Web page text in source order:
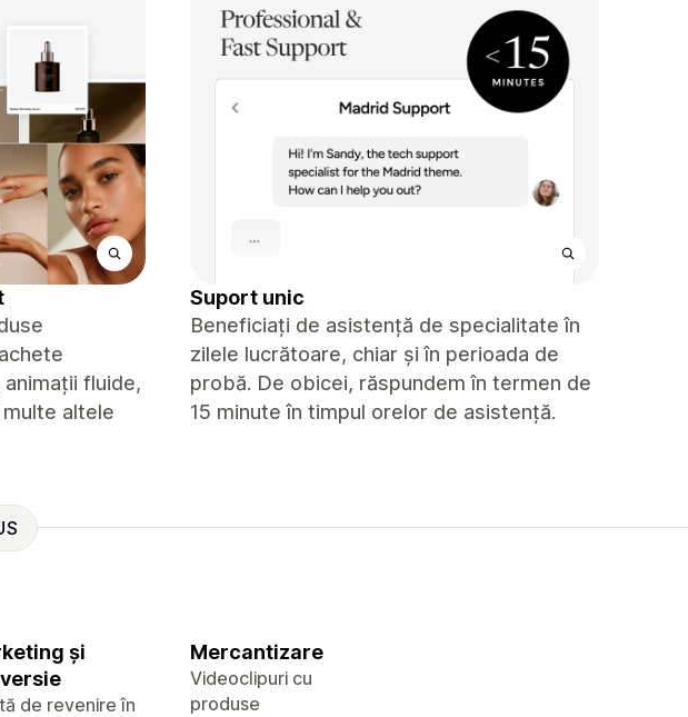
fluide,
altele
Suport unic
Beneficiați de asistență de specialitate în
zilele lucrătoare, chiar și în perioada de
probă. De obicei, răspundem în termen de
15 minute în timpul orelor de asistență.
și
de revenire în
Mercantizare
Videoclipuri cu
produse